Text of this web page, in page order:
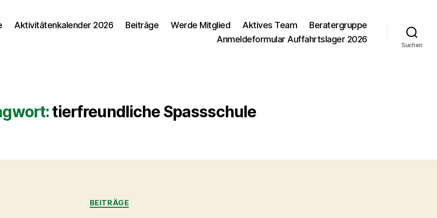
Aktivitätenkalender 2026 Beiträge Werde Mitglied Aktives Team
Beratergruppe
Anmeldeformular Auffahrtslager 2026
Suchen
tierfreundliche Spassschule
Kategorien
BEITRÄGE